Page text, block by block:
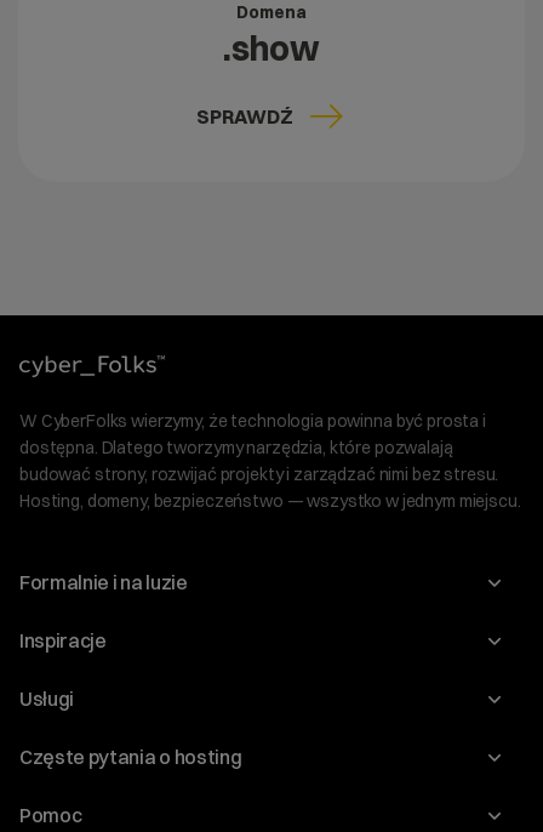
Domena
.show
SPRAWDŹ
W CyberFolks wierzymy, że technologia powinna być prosta i
dostępna. Dlatego tworzymy narzędzia, które pozwalają
budować strony, rozwijać projekty i zarządzać nimi bez stresu.
Hosting, domeny, bezpieczeństwo — wszystko w jednym miejscu.
Formalnie i na luzie
O nas
Program Korzyści dla Inwestorów
Regulaminy i specyfikacje
Inspiracje
Blog
WordPress
Audyt stron
Usługi
Domeny
Częste pytania o hosting
Jak przenieść stronę?
Pomoc